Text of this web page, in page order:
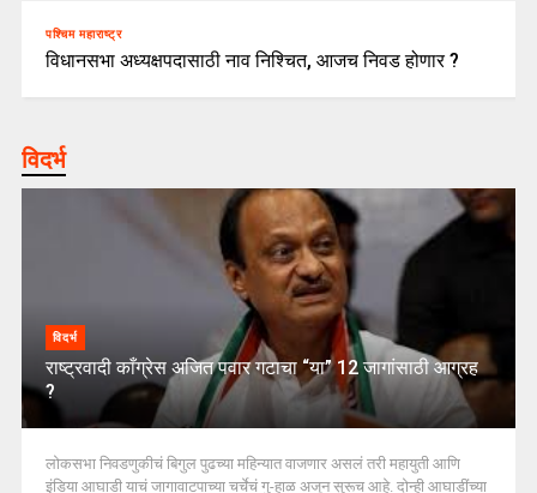
पश्चिम महाराष्ट्र
विधानसभा अध्यक्षपदासाठी नाव निश्चित, आजच निवड होणार ?
विदर्भ
विदर्भ
राष्ट्रवादी काँग्रेस अजित पवार गटाचा “या” 12 जागांसाठी आग्रह
?
लोकसभा निवडणुकीचं बिगुल पुढच्या महिन्यात वाजणार असलं तरी महायुती आणि
इंडिया आघाडी याचं जागावाटपाच्या चर्चेचं गु-हाळ अजून सुरूच आहे. दोन्ही आघाडींच्या